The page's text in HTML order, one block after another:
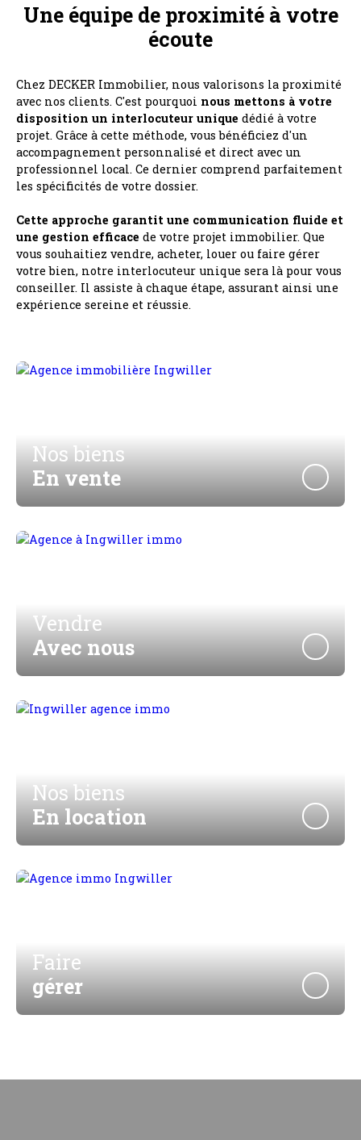
Une équipe de proximité à votre
écoute
Chez DECKER Immobilier, nous valorisons la proximité
avec nos clients. C'est pourquoi nous mettons à votre
disposition un interlocuteur unique dédié à votre
projet. Grâce à cette méthode, vous bénéficiez d'un
accompagnement personnalisé et direct avec un
professionnel local. Ce dernier comprend parfaitement
les spécificités de votre dossier.
Cette approche garantit une communication fluide et
une gestion efficace de votre projet immobilier. Que
vous souhaitiez vendre, acheter, louer ou faire gérer
votre bien, notre interlocuteur unique sera là pour vous
conseiller. Il assiste à chaque étape, assurant ainsi une
expérience sereine et réussie.
Nos biens
En vente
Vendre
Avec nous
Nos biens
En location
Faire
gérer